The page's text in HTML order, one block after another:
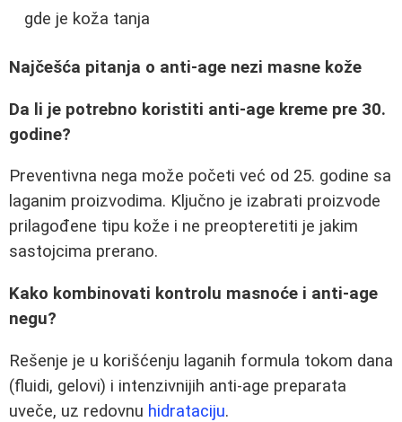
gde je koža tanja
Najčešća pitanja o anti-age nezi masne kože
Da li je potrebno koristiti anti-age kreme pre 30.
godine?
Preventivna nega može početi već od 25. godine sa
laganim proizvodima. Ključno je izabrati proizvode
prilagođene tipu kože i ne preopteretiti je jakim
sastojcima prerano.
Kako kombinovati kontrolu masnoće i anti-age
negu?
Rešenje je u korišćenju laganih formula tokom dana
(fluidi, gelovi) i intenzivnijih anti-age preparata
uveče, uz redovnu hidrataciju.